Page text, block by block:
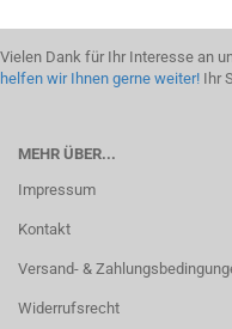
Vielen Dank für Ihr Interesse an
helfen wir Ihnen gerne weiter! Ihr
MEHR ÜBER...
Impressum
Kontakt
Versand- &
Widerrufsrecht